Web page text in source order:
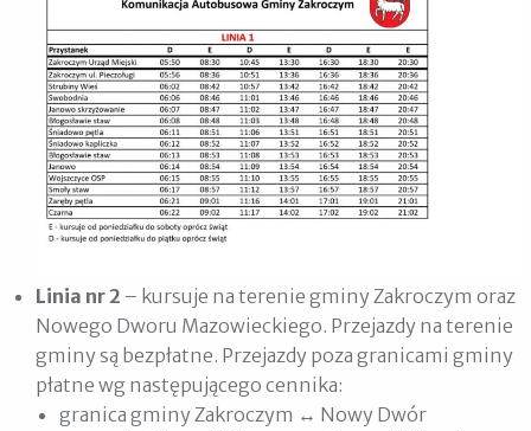
Linia nr 2 – kursuje na terenie gminy Zakroczym oraz
Nowego Dworu Mazowieckiego. Przejazdy na terenie
gminy są bezpłatne. Przejazdy poza granicami gminy
płatne wg następującego cennika:
granica gminy Zakroczym ↔ Nowy Dwór